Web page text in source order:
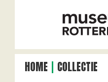
HOME COLLECTIE